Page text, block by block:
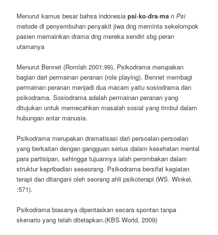
Menurut kamus besar bahsa indonesia psi·ko·dra·ma n Psi
metode dl penyembuhan penyakit jiwa dng meminta sekelompok
pasien memainkan drama dng mereka sendiri sbg peran
utamanya
Menurut Bennet (Romlah 2001:99), Psikodrama merupakan
bagian dari permainan peranan (role playing). Bennet membagi
permainan peranan menjadi dua macam yaitu sosiodrama dan
psikodrama. Sosiodrama adalah permainan peranan yang
ditujukan untuk memecahkan masalah sosial yang timbul dalam
hubungan antar manusia.
Psikodrama merupakan dramatisasi dari persoalan-persoalan
yang berkaitan dengan gangguan serius dalam kesehatan mental
para partisipan, sehingga tujuannya ialah perombakan dalam
struktur kepribadian seseorang. Psikodrama bersifat kegiatan
terapi dan ditangani oleh seorang ahli psikoterapi (WS. Winkel,
:571).
Psikodrama biasanya dipentaskan secara spontan tanpa
skenario yang telah ditetapkan.(KBS World, 2009)